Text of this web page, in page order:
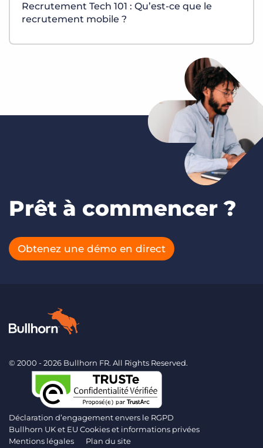
Recrutement Tech 101 : Qu’est-ce que le
recrutement mobile ?
Prêt à commencer ?
Obtenez une démo en direct
© 2000 - 2026 Bullhorn FR. All Rights Reserved.
Déclaration d’engagement envers le RGPD
Bullhorn UK et EU Cookies et informations privées
Mentions légales
Plan du site